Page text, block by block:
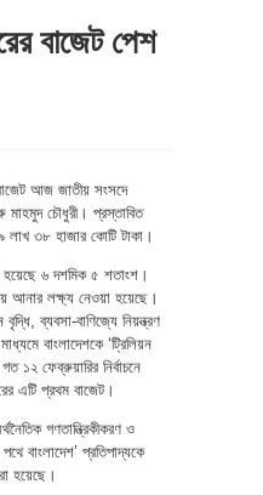
বাজেট পেশ
আজ জাতীয় সংসদে
মাহমুদ চৌধুরী। প্রস্তাবিত
লাখ ৩৮ হাজার কোটি টাকা।
হয়েছে ৬ দশমিক ৫ শতাংশ।
আনার লক্ষ্য নেওয়া হয়েছে।
ব্যবসা-বাণিজ্যে নিয়ন্ত্রণ
বাংলাদেশকে ‘ট্রিলিয়ন
১২ ফেব্রুয়ারির নির্বাচনে
এটি প্রথম বাজেট।
গণতান্ত্রিকীকরণ ও
বাংলাদেশ’ প্রতিপাদ্যকে
হয়েছে।